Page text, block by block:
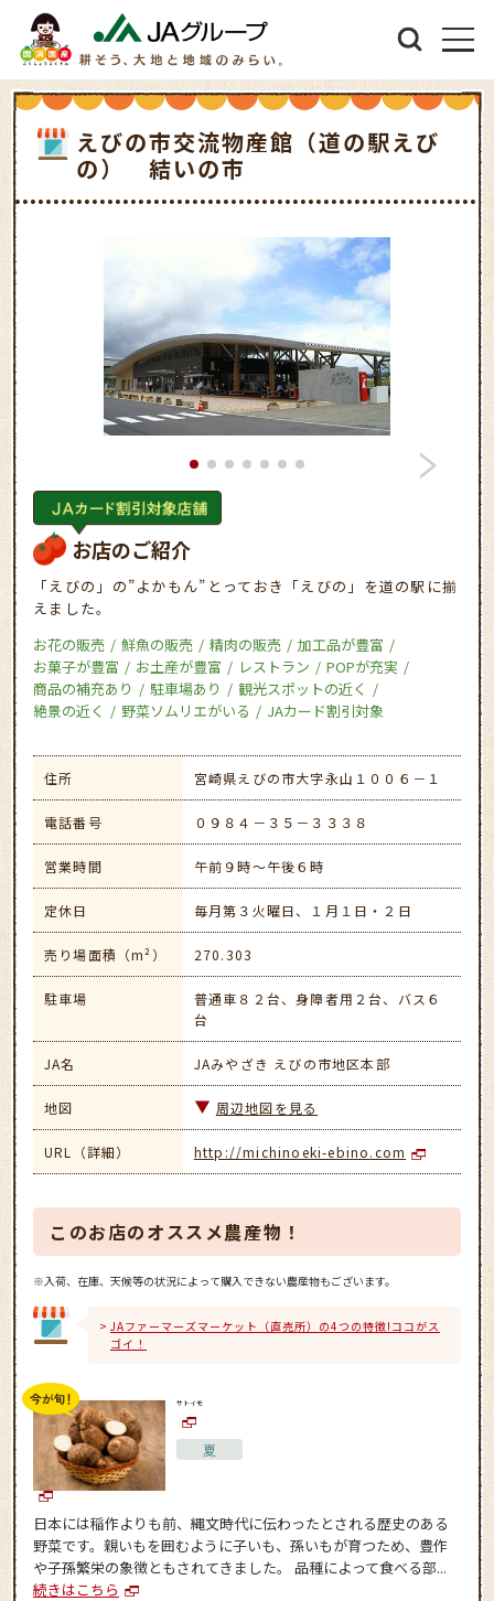
えびの市交流物産館（道の駅えび
の） 結いの市
お店のご紹介
「えびの」の”よかもん”とっておき「えびの」を道の駅に揃
えました。
お花の販売
鮮魚の販売 精肉の販売
加工品が豊富
お菓子が豊富
お土産が豊富 レストラン
POPが充実
商品の補充あり
駐車場あり
観光スポットの近く
絶景の近く
野菜ソムリエがいる JAカード割引対象
住所 宮崎県えびの市大字永山１００６－１
電話番号 ０９８４－３５－３３３８
営業時間 午前９時～午後６時
定休日 毎月第３火曜日、１月１日・２日
売り場面積（m²） 270.303
駐車場
普通車８２台、身障者用２台、バス６
台
JA名 JAみやざき えびの市地区本部
地図 周辺地図を見る
URL（詳細） http://michinoeki-ebino.com
このお店のオススメ農産物！
※入荷、在庫、天候等の状況によって購入できない農産物もございます。
JAファーマーズマーケット（直売所）の4つの特徴!ココがス
ゴイ！
サトイモ
夏
日本には稲作よりも前、縄文時代に伝わったとされる歴史のある
野菜です。親いもを囲むように子いも、孫いもが育つため、豊作
や子孫繁栄の象徴ともされてきました。 品種によって食べる部...
続きはこちら